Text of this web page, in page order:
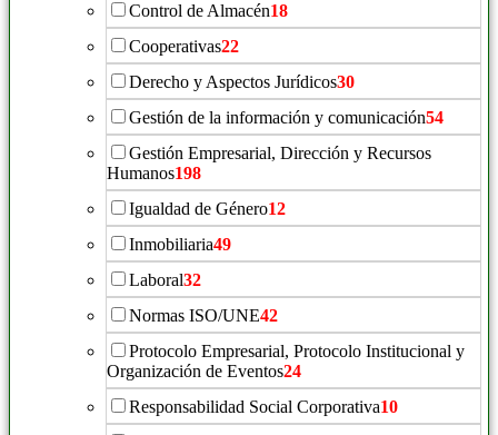
Control de Almacén18
Cooperativas22
Derecho y Aspectos Jurídicos30
Gestión de la información y comunicación54
Gestión Empresarial, Dirección y Recursos
Humanos198
Igualdad de Género12
Inmobiliaria49
Laboral32
Normas ISO/UNE42
Protocolo Empresarial, Protocolo Institucional y
Organización de Eventos24
Responsabilidad Social Corporativa10